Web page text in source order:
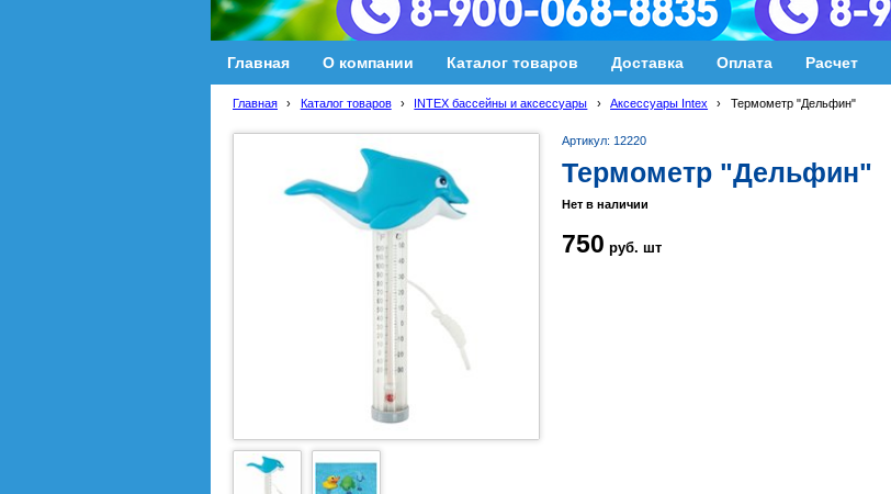
Главная О компании Каталог товаров Доставка Оплата Расчет
Главная › Каталог товаров › INTEX бассейны и аксессуары › Аксессуары Intex › Термометр "Дельфин"
Артикул: 12220
Термометр "Дельфин"
Нет в наличии
750 руб. шт